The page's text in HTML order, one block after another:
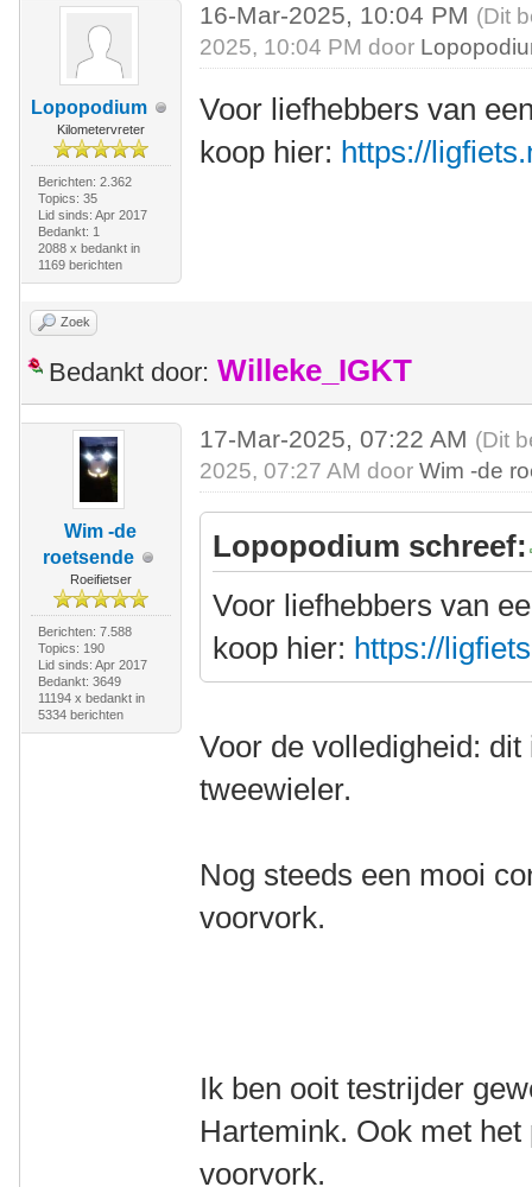
Lopopodium
Kilometervreter
Berichten: 2.362
Topics: 35
Lid sinds: Apr 2017
Bedankt: 1
2088 x bedankt in
1169 berichten
16-Mar-2025, 10:04 PM (Dit
2025, 10:04 PM door
Voor liefhebbers van
koop hier: https://
Zoek
Bedankt door: Willeke_IGKT
Wim -de
roetsende
Roeifietser
Berichten: 7.588
Topics: 190
Lid sinds: Apr 2017
Bedankt: 3649
11194 x bedankt in
5334 berichten
17-Mar-2025, 07:22 AM (Dit
2025, 07:27 AM doorWim -de
Lopopodium schreef:
Voor liefhebbers van
koop hier: https://
Voor de volledigheid:
tweewieler.
Nog steeds een mooi
voorvork.
Ik ben ooit testrijder
Hartemink. Ook met
voorvork.